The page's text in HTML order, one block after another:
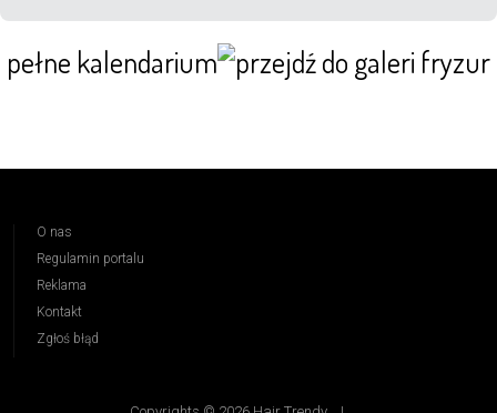
pełne kalendarium
O nas
Regulamin portalu
Reklama
Kontakt
Zgłoś błąd